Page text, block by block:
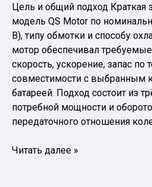
Цель и общий подход Краткая
модель QS Motor по
В), типу обмотки и способу
мотор обеспечивал
скорость, ускорение, запас по
совместимости с выбранным
батареей. Подход состоит из
потребной мощности и
передаточного отношения
Подбор
Читать далее »